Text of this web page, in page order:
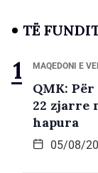
TË
MAQEDONI E
QMK:
22 zjarre
hapura
05/08/